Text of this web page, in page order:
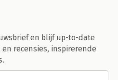
en blijf up-to-date
recensies, inspirerende